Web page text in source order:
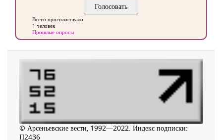
Всего проголосовало
1 человек
Прошлые опросы
© Арсеньевские вести, 1992—2022. Индекс подписки:
П2436